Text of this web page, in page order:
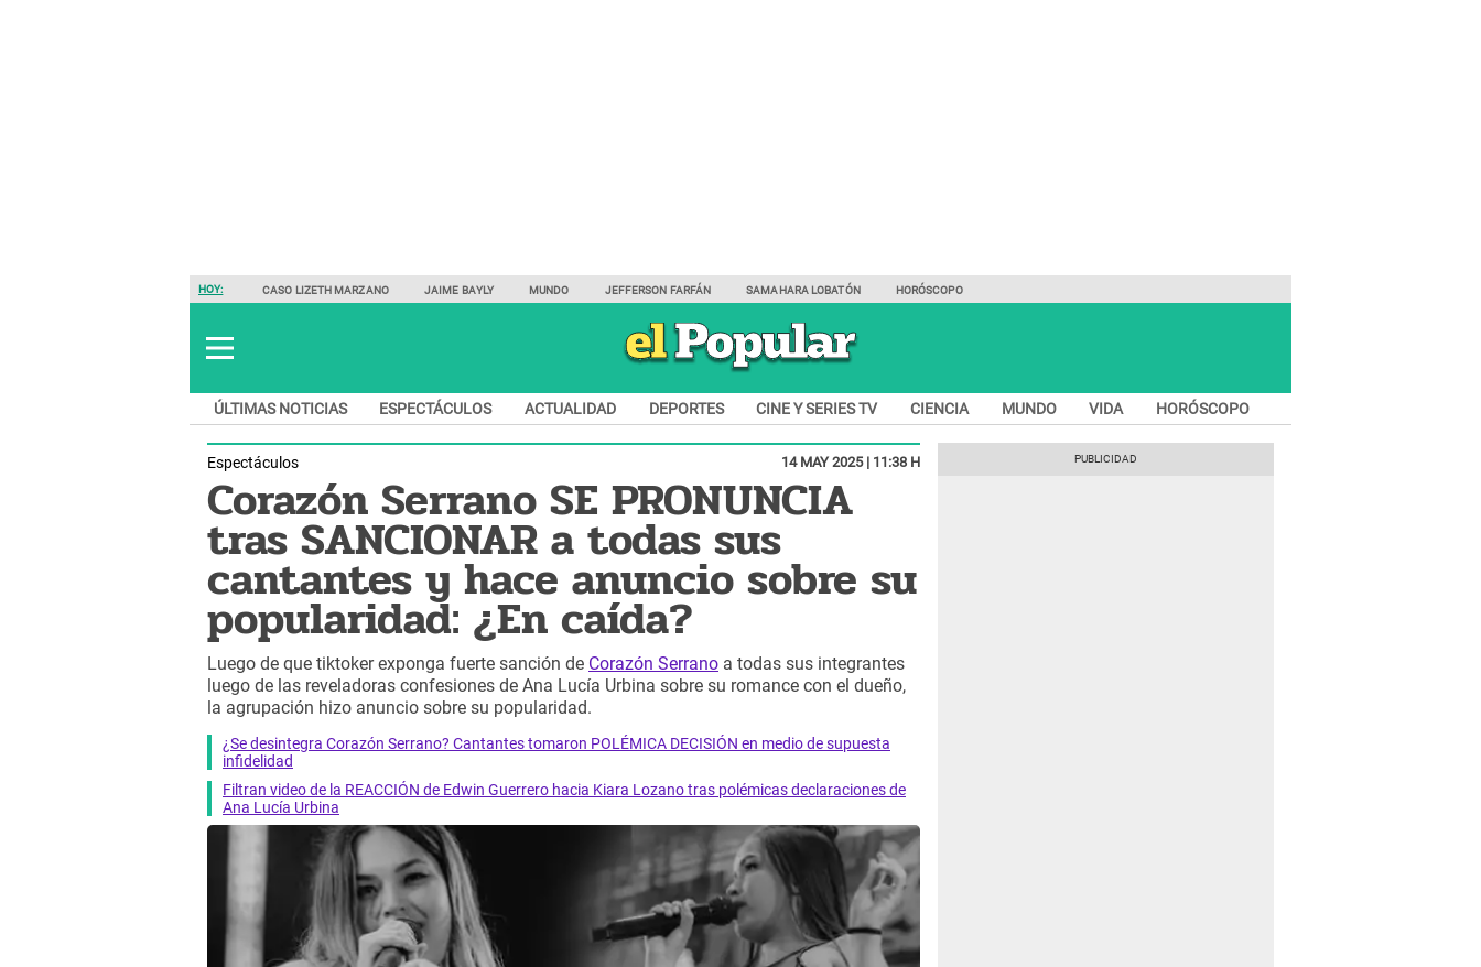
HOY: CASO LIZETH MARZANO JAIME BAYLY MUNDO JEFFERSON FARFÁN SAMAHARA LOBATÓN HORÓSCOPO
ÚLTIMAS NOTICIAS ESPECTÁCULOS ACTUALIDAD DEPORTES CINE Y SERIES TV CIENCIA MUNDO VIDA HORÓSCOPO
Espectáculos 14 MAY 2025 | 11:38 H
Corazón Serrano SE PRONUNCIA
tras SANCIONAR a todas sus
cantantes y hace anuncio sobre su
popularidad: ¿En caída?
Luego de que tiktoker exponga fuerte sanción de Corazón Serrano a todas sus integrantes
luego de las reveladoras confesiones de Ana Lucía Urbina sobre su romance con el dueño,
la agrupación hizo anuncio sobre su popularidad.
¿Se desintegra Corazón Serrano? Cantantes tomaron POLÉMICA DECISIÓN en medio de supuesta
infidelidad
Filtran video de la REACCIÓN de Edwin Guerrero hacia Kiara Lozano tras polémicas declaraciones de
Ana Lucía Urbina